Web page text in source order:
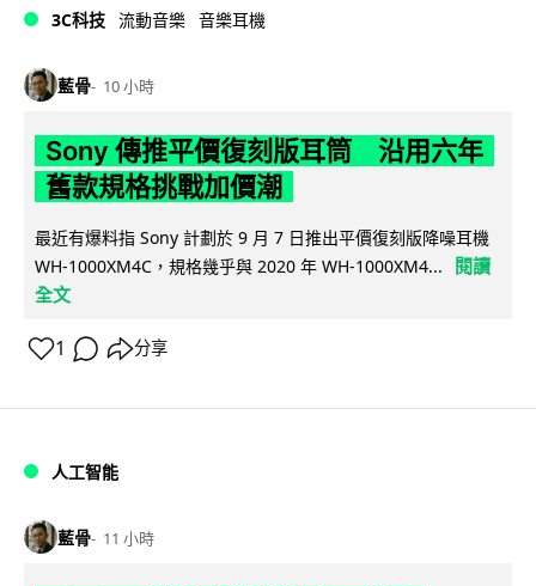
3C科技 流動音樂 音樂耳機
藍骨 10 小時
Sony 傳推平價復刻版耳筒 沿用六年
舊款規格挑戰加價潮
最近有爆料指 Sony 計劃於 9 月 7 日推出平價復刻版降噪耳機
WH-1000XM4C，規格幾乎與 2020 年 WH-1000XM4...
閱讀
全文
1 分享
人工智能
藍骨 11 小時